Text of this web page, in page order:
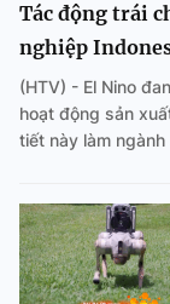
Tác động trái
nghiệp
(HTV) - El Nino
hoạt động sản
tiết này làm